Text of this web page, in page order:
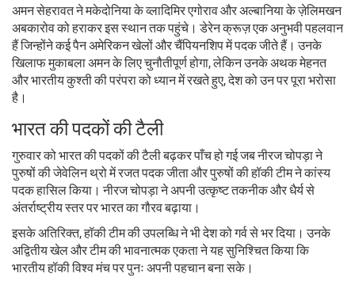
अमन सेहरावत ने मकेदोनिया के व्लादिमिर एगोराव और अल्बानिया के ज़ेलिमखन
अबकारोव को हराकर इस स्थान तक पहुंचे। डेरेन क्रूज़ एक अनुभवी पहलवान
हैं जिन्होंने कई पैन अमेरिकन खेलों और चैंपियनशिप में पदक जीते हैं। उनके
खिलाफ मुकाबला अमन के लिए चुनौतीपूर्ण होगा, लेकिन उनके अथक मेहनत
और भारतीय कुश्ती की परंपरा को ध्यान में रखते हुए, देश को उन पर पूरा भरोसा
है।
भारत की पदकों की टैली
गुरुवार को भारत की पदकों की टैली बढ़कर पाँच हो गई जब नीरज चोपड़ा ने
पुरुषों की जेवेलिन थ्रो में रजत पदक जीता और पुरुषों की हॉकी टीम ने कांस्य
पदक हासिल किया। नीरज चोपड़ा ने अपनी उत्कृष्ट तकनीक और धैर्य से
अंतर्राष्ट्रीय स्तर पर भारत का गौरव बढ़ाया।
इसके अतिरिक्त, हॉकी टीम की उपलब्धि ने भी देश को गर्व से भर दिया। उनके
अद्वितीय खेल और टीम की भावनात्मक एकता ने यह सुनिश्चित किया कि
भारतीय हॉकी विश्व मंच पर पुनः अपनी पहचान बना सके।